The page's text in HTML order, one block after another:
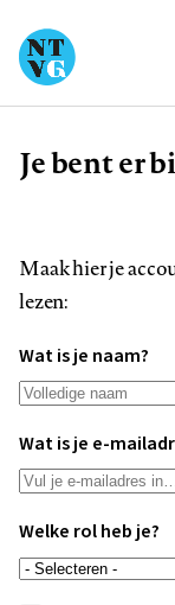
Kruimelpad
Je bent er
Maak hier je
lezen:
Wat is je naam?
Wat is je e-
Welke rol heb je?